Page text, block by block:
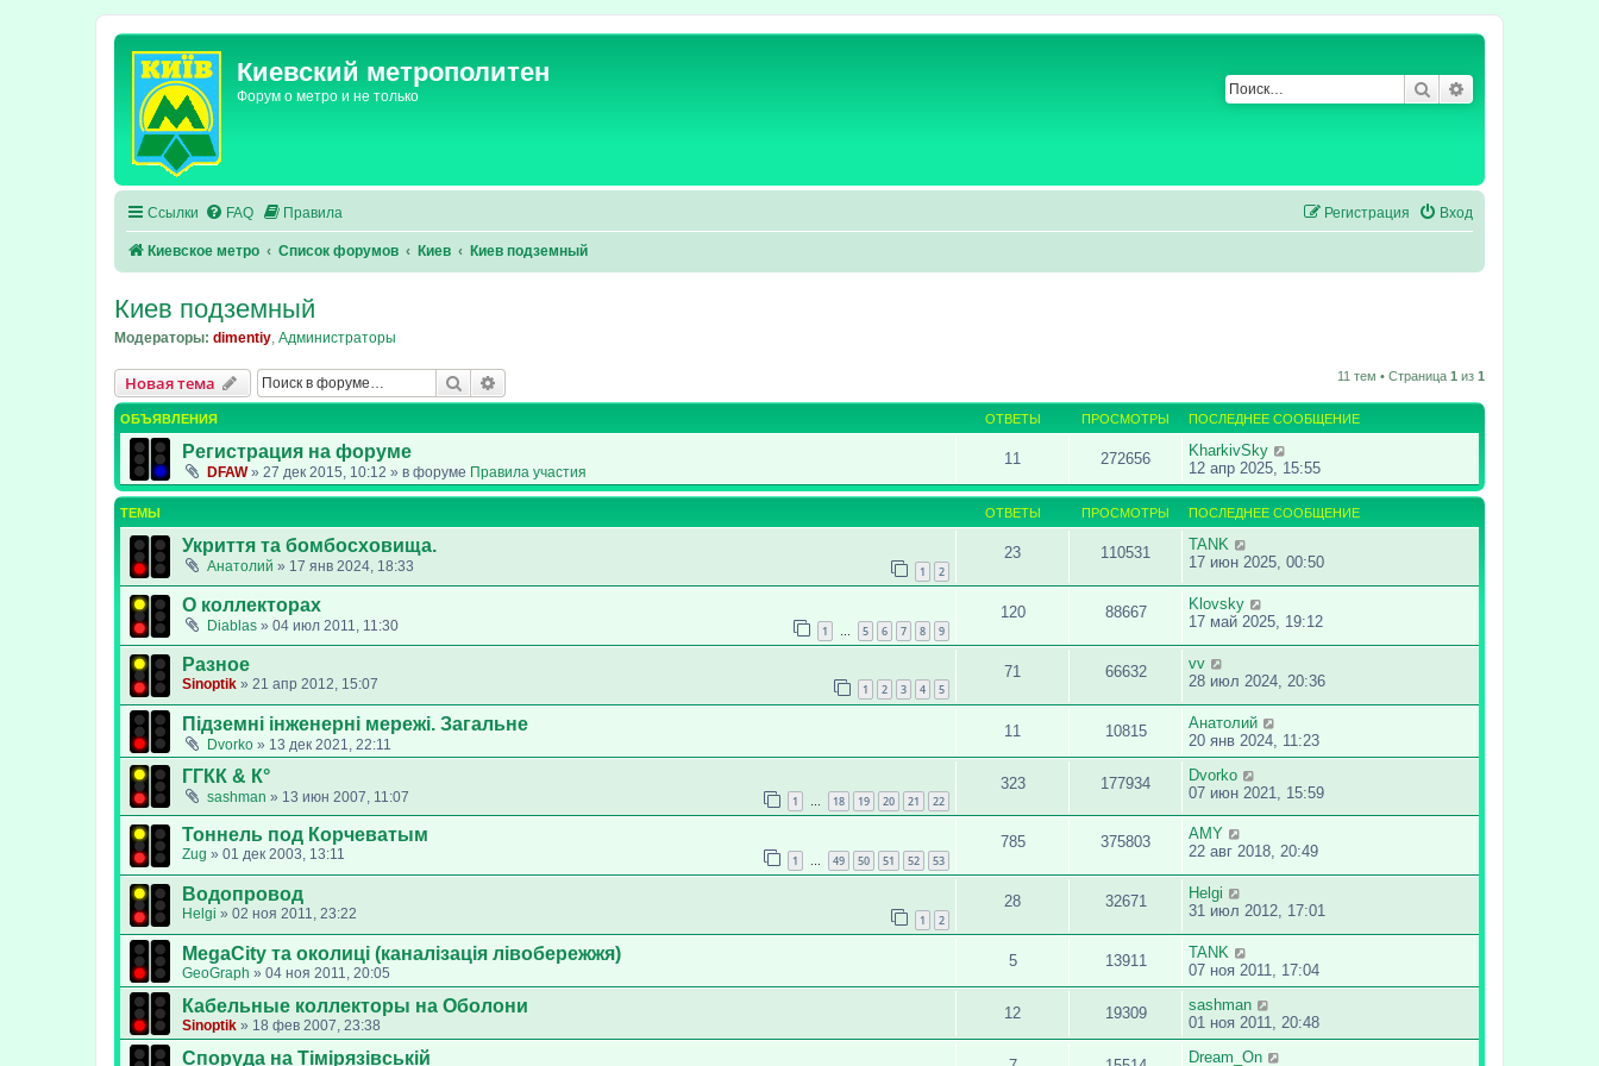
Киевский метрополитен
Форум о метро и не только Поиск
Ссылки FAQ Правила Вход
Регистрация
Киевское метро Список форумов Киев Киев подземный
Киев подземный
Модераторы: dimentiy, Администраторы
Новая тема Поиск 11 тем • Страница 1 из 1
ОБЪЯВЛЕНИЯ ОТВЕТЫ ПРОСМОТРЫ ПОСЛЕДНЕЕ СООБЩЕНИЕ
Регистрация на форуме
DFAW» 27 дек 2015, 10:12 » в форуме Правила участия
11 272656
KharkivSky
12 апр 2025, 15:55
ТЕМЫ ОТВЕТЫ ПРОСМОТРЫ ПОСЛЕДНЕЕ СООБЩЕНИЕ
Укриття та бомбосховища.
Анатолий » 17 янв 2024, 18:33 1 2
23 110531
TANK
17 июн 2025, 00:50
О коллекторах
Diablas » 04 июл 2011, 11:30 1 5 6 7 8 9
120 88667
Klovsky
17 май 2025, 19:12
Разное
Sinoptik » 21 апр 2012, 15:07 1 2 3 4 5
71 66632
vv
28 июл 2024, 20:36
Підземні інженерні мережі. Загальне
Dvorko » 13 дек 2021, 22:11
11 10815
Анатолий
20 янв 2024, 11:23
ГГКК & К°
sashman » 13 июн 2007, 11:07 1 … 18 19 20 21 22
323 177934
Dvorko
07 июн 2021, 15:59
Тоннель под Корчеватым
Zug » 01 дек 2003, 13:11 1 … 49 50 51 52 53
785 375803
AMY
22 авг 2018, 20:49
Водопровод
Helgi » 02 ноя 2011, 23:22 1 2
28 32671
Helgi
31 июл 2012, 17:01
MegaCity та околиці (каналізація лівобережжя)
GeoGraph » 04 ноя 2011, 20:05
5 13911
TANK
07 ноя 2011, 17:04
Кабельные коллекторы на Оболони
Sinoptik » 18 фев 2007, 23:38
12 19309
sashman
01 ноя 2011, 20:48
Споруда на Тімірязівській
Dream_On